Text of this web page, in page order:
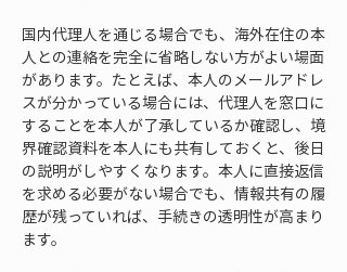
国内代理人を通じる場合でも、海外在住の本
人との連絡を完全に省略しない方がよい場面
があります。たとえば、本人のメールアドレ
スが分かっている場合には、代理人を窓口に
することを本人が了承しているか確認し、境
界確認資料を本人にも共有しておくと、後日
の説明がしやすくなります。本人に直接返信
を求める必要がない場合でも、情報共有の履
歴が残っていれば、手続きの透明性が高まり
ます。